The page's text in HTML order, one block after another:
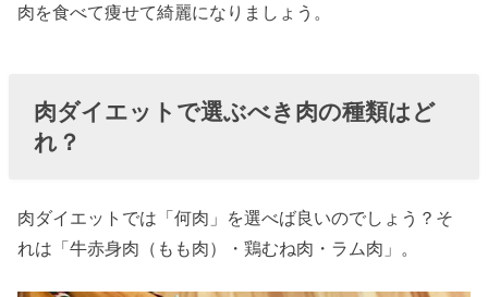
肉を食べて痩せて綺麗になりましょう。
肉ダイエットで選ぶべき肉の種類はど
れ？
肉ダイエットでは「何肉」を選べば良いのでしょう？そ
れは「牛赤身肉（もも肉）・鶏むね肉・ラム肉」。